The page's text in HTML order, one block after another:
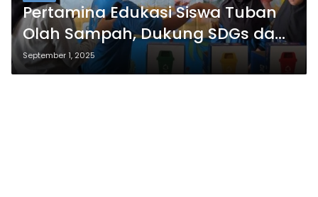
Pertamina Edukasi Siswa Tuban
Olah Sampah, Dukung SDGs dan
ESG.
September 1, 2025